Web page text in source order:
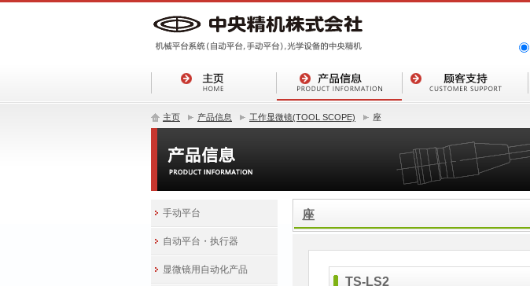
主页 产品信息 工作显微镜(TOOL SCOPE) 座
座
TS-LS2
手动平台
自动平台・执行器
显微镜用自动化产品